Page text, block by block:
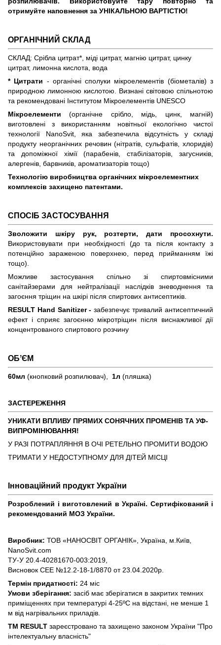
отримуйте наповнення за УНІКАЛЬНОЮ ВАРТІСТЮ!
ОРГАНІЧНИЙ СКЛАД
СКЛАД: Срібла цитрат*, міді цитрат, магнію цитрат, цинку
цитрат, лимонна кислота, вода
* Цитрати - органічні сполуки мікроелементів (біометалів) з
природною лимонною кислотою. Визнані світовою спільнотою
та рекомендовані Інститутом Мікроелементів UNESCO
Мікроелементи (органічне срібло, мідь, цинк, магній)
виготовлені з використанням новітньої екологічно чистої
технології NanoSvit, яка забезпечила відсутність у складі
продукту неорганічних речовин (нітратів, сульфатів, хлоридів)
та допоміжної хімії (парабенів, стабілізаторів, загусників,
алергенів, барвників, ароматизаторів тощо)
Технологію виробництва органічних мікроелементних
комплексів захищено патентами.
СПОСІБ ЗАСТОСУВАННЯ
Зволожити шкіру рук, розтерти, дати просохнути.
Використовувати при необхідності (до та після контакту з
потенційно зараженою поверхнею, перед прийманням їжі
тощо).
Можливе застосування спільно зі спиртовмісними
санітайзерами для нейтралізації наслідків зневоднення та
загоєння тріщин на шкірі після спиртових антисептиків.
RESULT Hand Sanitizer - забезпечує тривалий антисептичний
ефект і сприяє загоєнню мікротріщин після виснажливої дії
концентрованого спиртового розчину
ОБʼЄМ
60мл (кнопковий розпилювач), 1л (пляшка)
ЗАСТЕРЕЖЕННЯ
УНИКАТИ ВПЛИВУ ПРЯМИХ СОНЯЧНИХ ПРОМЕНІВ ТА УФ-
ВИПРОМІНЮВАННЯ!
У РАЗІ ПОТРАПЛЯННЯ В ОЧІ РЕТЕЛЬНО ПРОМИТИ ВОДОЮ
ТРИМАТИ У НЕДОСТУПНОМУ ДЛЯ ДІТЕЙ МІСЦІ
Інноваційний продукт України
Розроблений і виготовлений в Україні. Сертифікований і
рекомендований МОЗ України.
Виробник: ТОВ «НАНОСВІТ ОРГАНІК», Україна, м.Київ,
NanoSvit.com
ТУ-У 20.4-40281670-003:2019,
Висновок СЕЕ №12.2-18-1/8870 от 23.04.2020р.
Термін придатності: 24 міс
Умови зберігання: засіб має зберігатися в закритих темних
приміщеннях при температурі 4-25ºС на відстані, не менше 1
м від нагрівальних приладів.
TM RESULT зареєстровано та захищено законом України "Про
інтелектуальну власність"